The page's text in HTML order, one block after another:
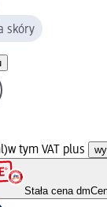
skóry
w tym VAT plus
Stała cena dm